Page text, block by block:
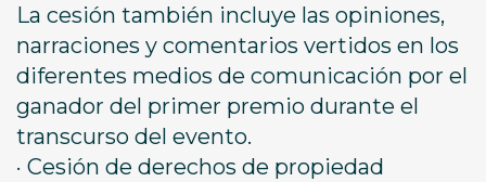
La cesión también incluye las opiniones,
narraciones y comentarios vertidos en los
diferentes medios de comunicación por el
ganador del primer premio durante el
transcurso del evento.
· Cesión de derechos de propiedad